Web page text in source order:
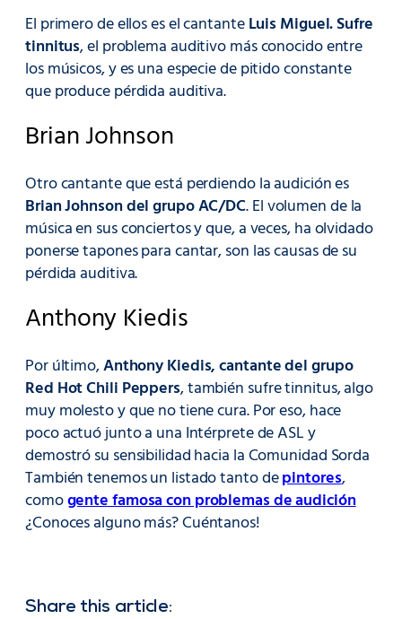
El primero de ellos es el cantanteLuis Miguel. Sufre
tinnitus, el problema auditivo más conocido entre
los músicos, y es una especie de pitido constante
que produce pérdida auditiva.
Brian Johnson
Otro cantante que está perdiendo la audición es
Brian Johnson del grupo AC/DC. El volumen de la
música en sus conciertos y que, a veces, ha olvidado
ponerse tapones para cantar, son las causas de su
pérdida auditiva.
Anthony Kiedis
Por último,Anthony Kiedis, cantante del grupo
Red Hot Chili Peppers, también sufre tinnitus, algo
muy molesto y que no tiene cura. Por eso, hace
poco actuó junto a una Intérprete de ASL y
demostró su sensibilidad hacia la Comunidad Sorda
También tenemos un listado tanto depintores,
comogente famosa con problemas de audición
¿Conoces alguno más? Cuéntanos!
Share this article: